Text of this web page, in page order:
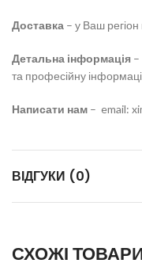
Доставка – у Ваш
Детальна інформація
та професійну
Написати нам – email:
ВІДГУКИ (0)
СХОЖІ